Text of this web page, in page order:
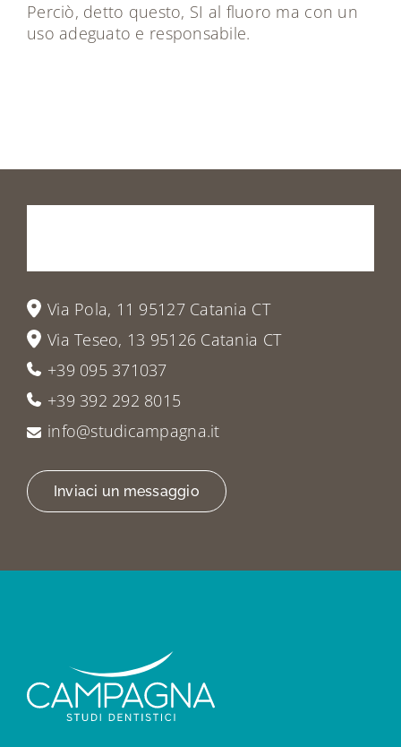
Perciò, detto questo, SI al fluoro ma con un
uso adeguato e responsabile.
Via Pola, 11 95127 Catania CT
Via Teseo, 13 95126 Catania CT
+39 095 371037
+39 392 292 8015
info@studicampagna.it
Inviaci un messaggio